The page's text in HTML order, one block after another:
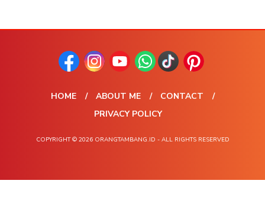
HOME ABOUT ME
CONTACT
PRIVACY POLICY
COPYRIGHT © 2026 ORANGTAMBANG.ID - ALL RIGHTS RESERVED